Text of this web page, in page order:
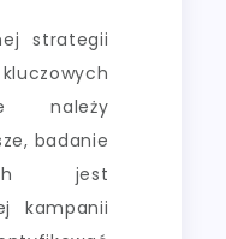
strategii
należy
badanie
jest
kampanii